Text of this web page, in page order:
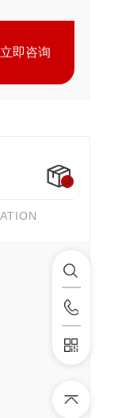
立即咨询